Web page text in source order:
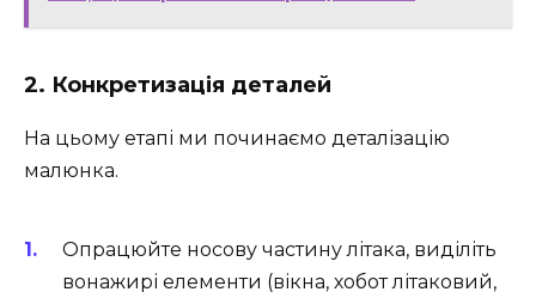
2. Конкретизація деталей
На цьому етапі ми починаємо деталізацію
малюнка.
Опрацюйте носову частину літака, виділіть
вонажирі елементи (вікна, хобот літаковий,